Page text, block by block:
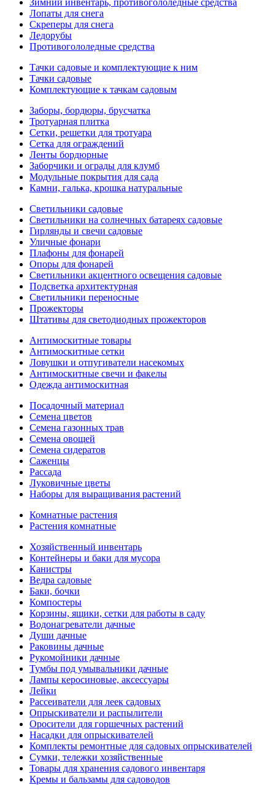
Зимний инвентарь, противогололедные средства
Лопаты для снега
Скреперы для снега
Ледорубы
Противогололедные средства
Тачки садовые и комплектующие к ним
Тачки садовые
Комплектующие к тачкам садовым
Заборы, бордюры, брусчатка
Тротуарная плитка
Сетки, решетки для тротуара
Сетка для ограждений
Ленты бордюрные
Заборчики и ограды для клумб
Модульные покрытия для сада
Камни, галька, крошка натуральные
Светильники садовые
Светильники на солнечных батареях садовые
Гирлянды и свечи садовые
Уличные фонари
Плафоны для фонарей
Опоры для фонарей
Светильники акцентного освещения садовые
Подсветка архитектурная
Светильники переносные
Прожекторы
Штативы для светодиодных прожекторов
Антимоскитные товары
Антимоскитные сетки
Ловушки и отпугиватели насекомых
Антимоскитные свечи и факелы
Одежда антимоскитная
Посадочный материал
Семена цветов
Семена газонных трав
Семена овощей
Семена сидератов
Саженцы
Рассада
Луковичные цветы
Наборы для выращивания растений
Комнатные растения
Растения комнатные
Хозяйственный инвентарь
Контейнеры и баки для мусора
Канистры
Ведра садовые
Баки, бочки
Компостеры
Корзины, ящики, сетки для работы в саду
Водонагреватели дачные
Души дачные
Раковины дачные
Рукомойники дачные
Тумбы под умывальники дачные
Лампы керосиновые, аксессуары
Лейки
Рассеиватели для леек садовых
Опрыскиватели и распылители
Оросители для горшечных растений
Насадки для опрыскивателей
Комплекты ремонтные для садовых опрыскивателей
Сумки, тележки хозяйственные
Товары для хранения садового инвентаря
Кремы и бальзамы для садоводов